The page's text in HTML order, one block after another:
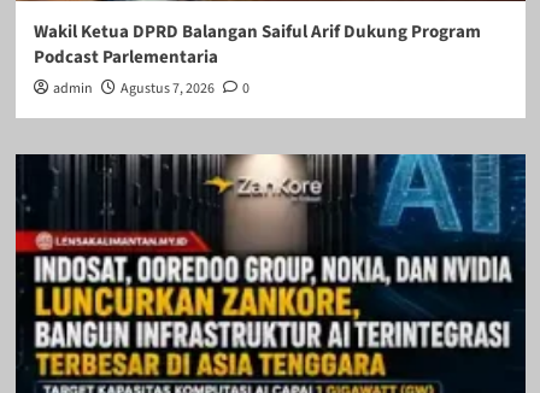
Wakil Ketua DPRD Balangan Saiful Arif Dukung Program
Podcast Parlementaria
admin Agustus 7, 2026 0